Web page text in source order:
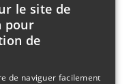
le site de
pour
de
de naviguer facilement